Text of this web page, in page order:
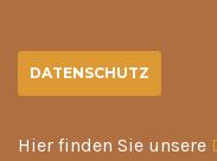
DATENSCHUTZ
Hier finden Sie unsere